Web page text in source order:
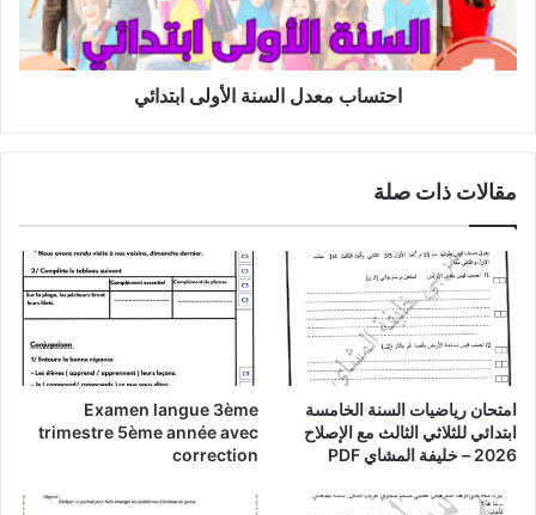
احتساب معدل السنة الأولى ابتدائي
مقالات ذات صلة
امتحان رياضيات السنة الخامسة
ابتدائي للثلاثي الثالث مع الإصلاح
2026 – خليفة المشاي PDF
Examen langue 3ème
trimestre 5ème année avec
correction